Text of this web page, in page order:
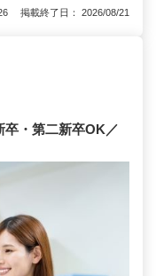
掲載終了日： 2026/08/21
卒・第二新卒OK／